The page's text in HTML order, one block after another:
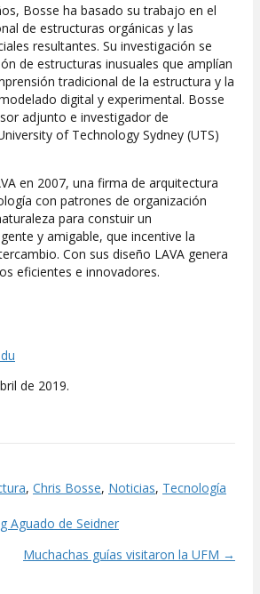
Bosse ha basado su trabajo en el
de estructuras orgánicas y las
resultantes. Su investigación se
de estructuras inusuales que amplían
tradicional de la estructura y la
digital y experimental. Bosse
adjunto e investigador de
of Technology Sydney (UTS)
en 2007, una firma de arquitectura
con patrones de organización
para constuir un
y amigable, que incentive la
Con sus diseño LAVA genera
eficientes e innovadores.
de 2019.
, Chris Bosse, Noticias, Tecnología
Aguado de Seidner
Muchachas guías visitaron la UFM →